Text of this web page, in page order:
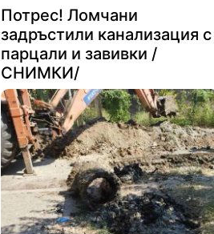
Потрес! Ломчани
задръстили канализация с
парцали и завивки /
СНИМКИ/